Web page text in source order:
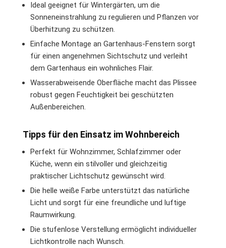
Ideal geeignet für Wintergärten, um die
Sonneneinstrahlung zu regulieren und Pflanzen vor
Überhitzung zu schützen.
Einfache Montage an Gartenhaus-Fenstern sorgt
für einen angenehmen Sichtschutz und verleiht
dem Gartenhaus ein wohnliches Flair.
Wasserabweisende Oberfläche macht das Plissee
robust gegen Feuchtigkeit bei geschützten
Außenbereichen.
Tipps für den Einsatz im Wohnbereich
Perfekt für Wohnzimmer, Schlafzimmer oder
Küche, wenn ein stilvoller und gleichzeitig
praktischer Lichtschutz gewünscht wird.
Die helle weiße Farbe unterstützt das natürliche
Licht und sorgt für eine freundliche und luftige
Raumwirkung.
Die stufenlose Verstellung ermöglicht individueller
Lichtkontrolle nach Wunsch.